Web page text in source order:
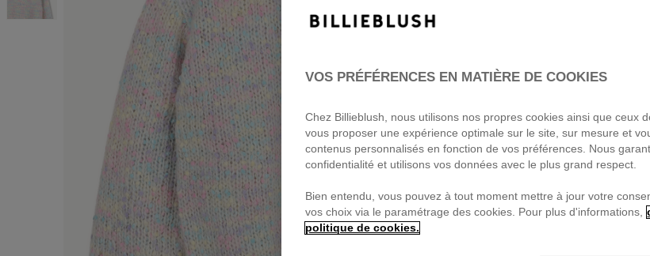
VOS PRÉFÉRENCES EN MATIÈRE DE COOKIES
Chez Billieblush, nous utilisons nos propres cookies ainsi que ceux
vous proposer une expérience optimale sur le site, sur mesure et
contenus personnalisés en fonction de vos préférences. Nous
confidentialité et utilisons vos données avec le plus grand respect.
Bien entendu, vous pouvez à tout moment mettre à jour votre
vos choix via le paramétrage des cookies. Pour plus d'informations,
politique de cookies.